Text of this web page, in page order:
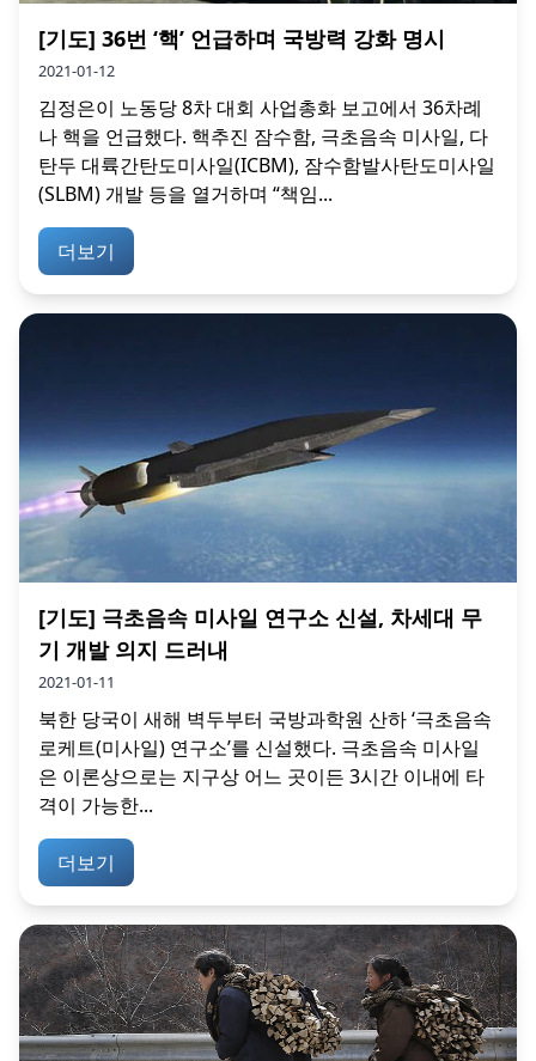
[기도] 36번 ‘핵’ 언급하며 국방력 강화 명시
2021-01-12
김정은이 노동당 8차 대회 사업총화 보고에서 36차례
나 핵을 언급했다. 핵추진 잠수함, 극초음속 미사일, 다
탄두 대륙간탄도미사일(ICBM), 잠수함발사탄도미사일
(SLBM) 개발 등을 열거하며 “책임...
더보기
[기도] 극초음속 미사일 연구소 신설, 차세대 무
기 개발 의지 드러내
2021-01-11
북한 당국이 새해 벽두부터 국방과학원 산하 ‘극초음속
로케트(미사일) 연구소’를 신설했다. 극초음속 미사일
은 이론상으로는 지구상 어느 곳이든 3시간 이내에 타
격이 가능한...
더보기